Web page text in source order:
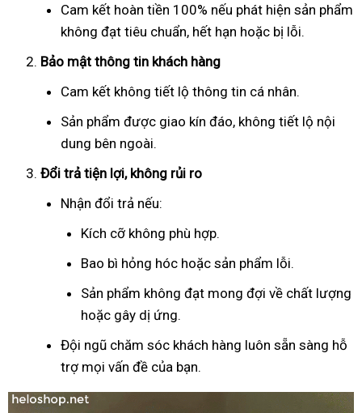
Cam kết hoàn tiền 100% nếu phát hiện sản phẩm
không đạt tiêu chuẩn, hết hạn hoặc bị lỗi.
Bảo mật thông tin khách hàng
Cam kết không tiết lộ thông tin cá nhân.
Sản phẩm được giao kín đáo, không tiết lộ nội
dung bên ngoài.
Đổi trả tiện lợi, không rủi ro
Nhận đổi trả nếu:
Kích cỡ không phù hợp.
Bao bì hỏng hóc hoặc sản phẩm lỗi.
Sản phẩm không đạt mong đợi về chất lượng
hoặc gây dị ứng.
Đội ngũ chăm sóc khách hàng luôn sẵn sàng hỗ
trợ mọi vấn đề của bạn.